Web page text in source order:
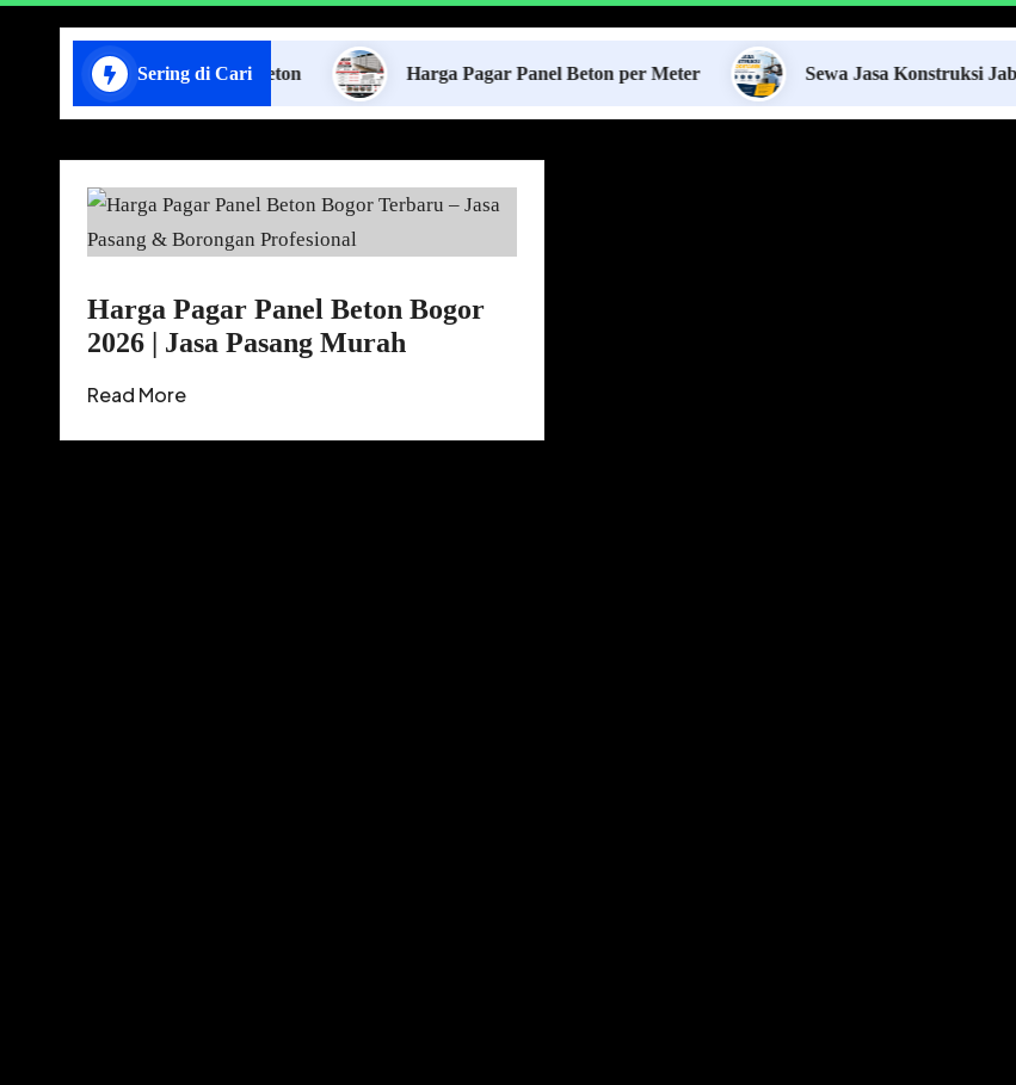
Sering di Cari
Pasang Pagar Panel Beton Harga Pagar Panel Beton per Meter Sewa Jasa Konstruksi Jabodetabek
Harga Pagar Panel Beton Bogor
2026 | Jasa Pasang Murah
Read More